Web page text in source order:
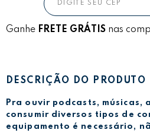
Ganhe FRETE GRÁTIS nas
DESCRIÇÃO DO PRODUTO
Pra ouvir podcasts, músicas,
consumir diversos tipos de
equipamento é necessário,